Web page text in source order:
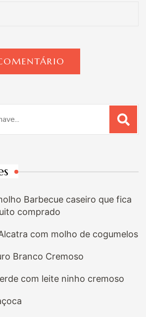
Barbecue caseiro que fica
comprado
com molho de cogumelos
Branco Cremoso
com leite ninho cremoso